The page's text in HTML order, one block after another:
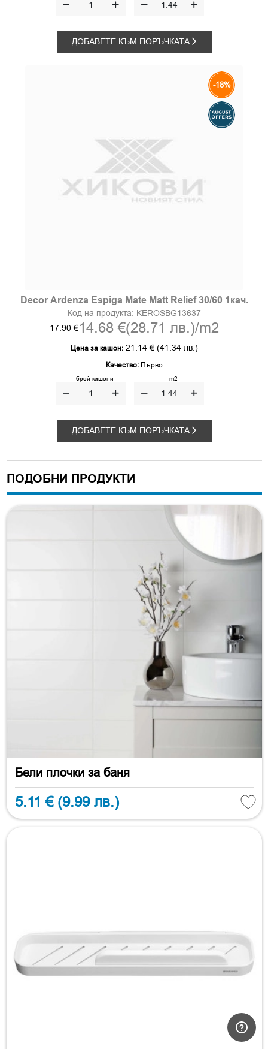
ДОБАВЕТЕ КЪМ ПОРЪЧКАТА
-18%
Decor Ardenza Espiga Mate Matt Relief 30/60 1кач.
Код на продукта: KEROSBG13637
17.90 €14.68 €(28.71 лв.)/m2
Цена за кашон: 21.14 € (41.34 лв.)
Качество:Първо
брой кашони m2
ДОБАВЕТЕ КЪМ ПОРЪЧКАТА
ПОДОБНИ ПРОДУКТИ
Бели плочки за баня
5.11 € (9.99 лв.)